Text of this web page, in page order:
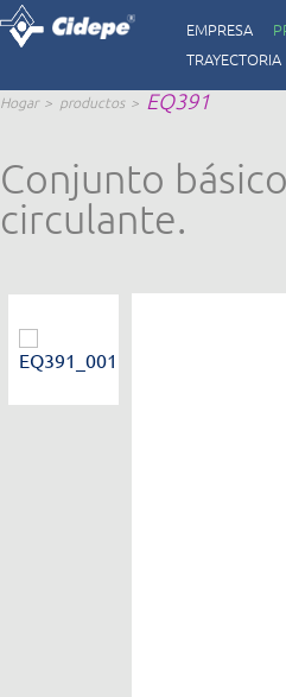
EMPRESA
TRAYECTORIA
Hogar productos EQ391
Conjunto
circulante.